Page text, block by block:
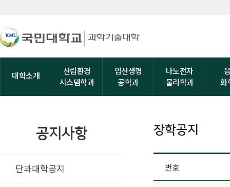
대학소개
산림환경
시스템학과
임산생명
공학과
나노전자
물리학과
화
공지사항
단과대학공지
장학공지
번호